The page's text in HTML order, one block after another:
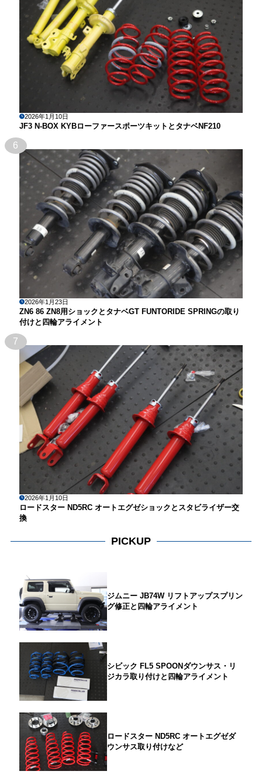
2026年1月10日
JF3 N-BOX KYBローファースポーツキットとタナベNF210
6
2026年1月23日
ZN6 86 ZN8用ショックとタナベGT FUNTORIDE SPRINGの取り
付けと四輪アライメント
7
2026年1月10日
ロードスター ND5RC オートエグゼショックとスタビライザー交
換
PICKUP
ジムニー JB74W リフトアップスプリン
グ修正と四輪アライメント
シビック FL5 SPOONダウンサス・リ
ジカラ取り付けと四輪アライメント
ロードスター ND5RC オートエグゼダ
ウンサス取り付けなど